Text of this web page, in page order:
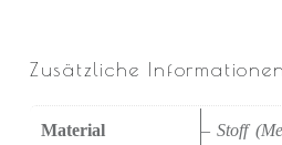
Zusätzliche Informationen
Material
– Stoff